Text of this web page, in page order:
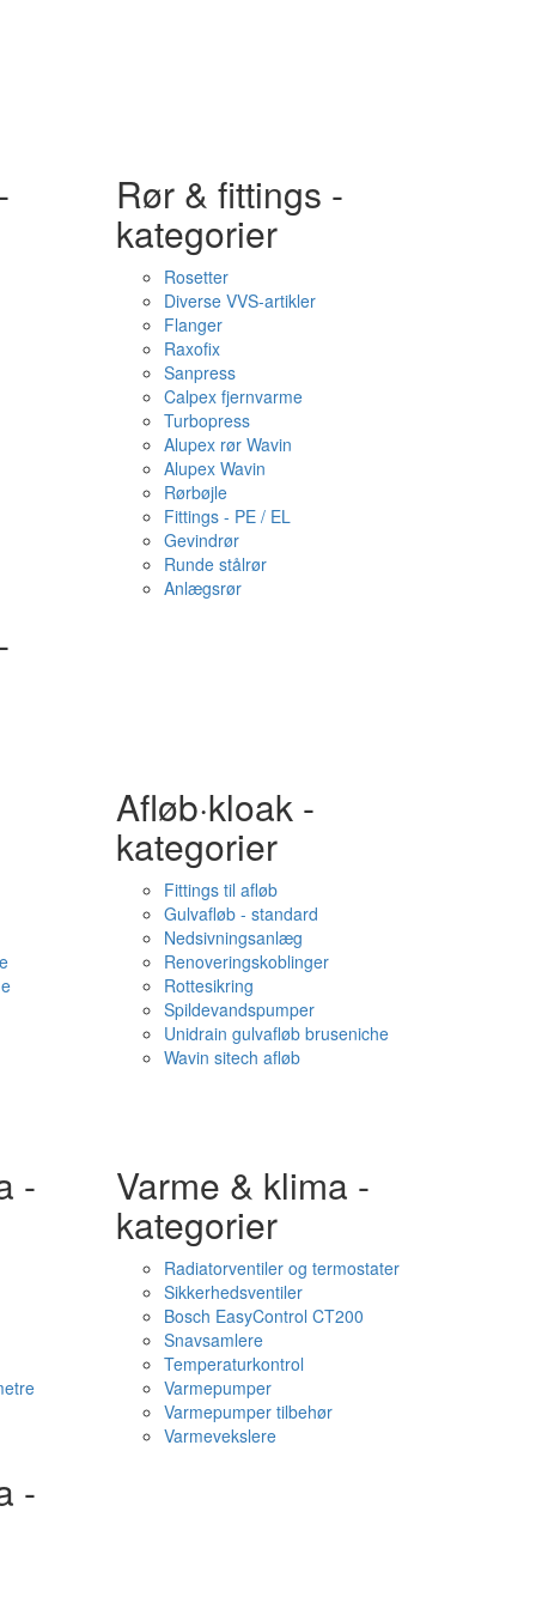
Rør & fittings -
kategorier
Rosetter
Diverse VVS-artikler
Flanger
Raxofix
Sanpress
Calpex fjernvarme
Turbopress
Alupex rør Wavin
Alupex Wavin
Rørbøjle
Fittings - PE / EL
Gevindrør
Runde stålrør
Anlægsrør
Afløb·kloak -
kategorier
Fittings til afløb
Gulvafløb - standard
Nedsivningsanlæg
Renoveringskoblinger
Rottesikring
Spildevandspumper
Unidrain gulvafløb bruseniche
Wavin sitech afløb
- Varme & klima -
kategorier
Radiatorventiler og termostater
Sikkerhedsventiler
Bosch EasyControl CT200
Snavsamlere
Temperaturkontrol
Varmepumper
Varmepumper tilbehør
Varmevekslere
-